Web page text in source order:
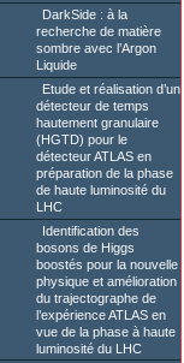
DarkSide : à la
recherche de matière
sombre avec l’Argon
Liquide
Etude et réalisation d’un
détecteur de temps
hautement granulaire
(HGTD) pour le
détecteur ATLAS en
préparation de la phase
de haute luminosité du
LHC
Identification des
bosons de Higgs
boostés pour la nouvelle
physique et amélioration
du trajectographe de
l’expérience ATLAS en
vue de la phase à haute
luminosité du LHC